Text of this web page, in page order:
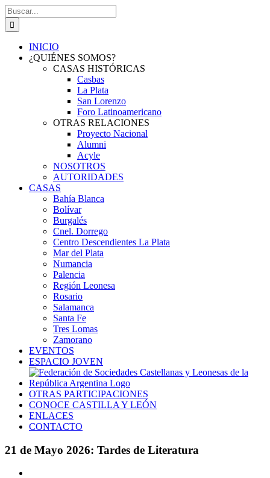
Saltar
al
contenido
Buscar:
INICIO
¿QUIÉNES SOMOS?
CASAS HISTÓRICAS
Casbas
La Plata
San Lorenzo
Foro Latinoamericano
OTRAS RELACIONES
Proyecto Nacional
Alumni
Acyle
NOSOTROS
AUTORIDADES
CASAS
Bahía Blanca
Bolívar
Burgalés
Cnel. Dorrego
Centro Descendientes La Plata
Mar del Plata
Numancia
Palencia
Región Leonesa
Rosario
Salamanca
Santa Fe
Tres Lomas
Zamorano
EVENTOS
ESPACIO JOVEN
OTRAS PARTICIPACIONES
CONOCE CASTILLA Y LEÓN
ENLACES
CONTACTO
21 de Mayo 2026: Tardes de Literatura